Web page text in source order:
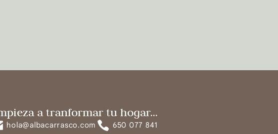
a tranformar tu hogar...
hola@albacarrasco.com 650 077 841